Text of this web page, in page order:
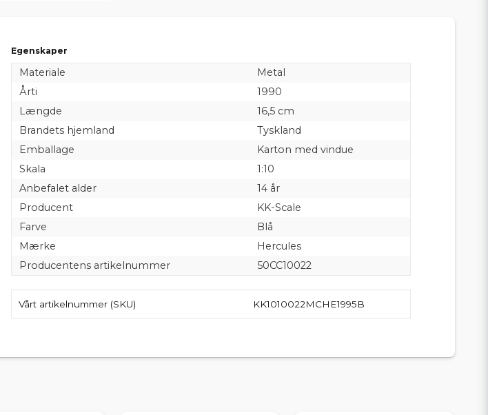
Egenskaper
Materiale
Metal
Årti
1990
Længde
16,5 cm
Brandets hjemland
Tyskland
Emballage
Karton med vindue
Skala
1:10
Anbefalet alder
14 år
Producent
KK-Scale
Farve
Blå
Mærke
Hercules
Producentens artikelnummer
50CC10022
Vårt artikelnummer (SKU) KK1010022MCHE1995B